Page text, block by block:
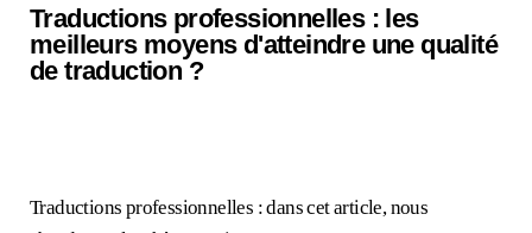
Traductions professionnelles : les
meilleurs moyens d'atteindre une qualité
de traduction ?
Traductions professionnelles : dans cet article, nous